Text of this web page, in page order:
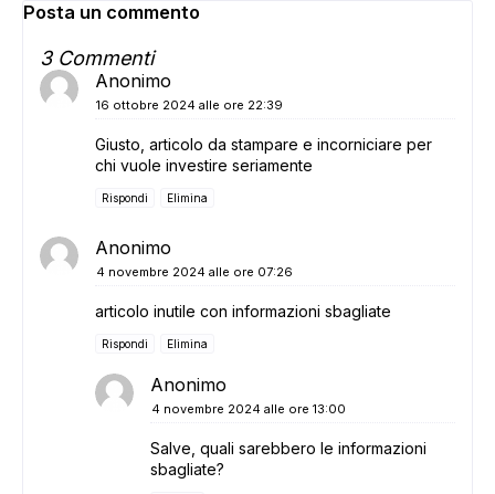
Posta un commento
3 Commenti
Anonimo
16 ottobre 2024 alle ore 22:39
Giusto, articolo da stampare e incorniciare per
chi vuole investire seriamente
Rispondi Elimina
Anonimo
4 novembre 2024 alle ore 07:26
articolo inutile con informazioni sbagliate
Rispondi Elimina
Anonimo
4 novembre 2024 alle ore 13:00
Salve, quali sarebbero le informazioni
sbagliate?